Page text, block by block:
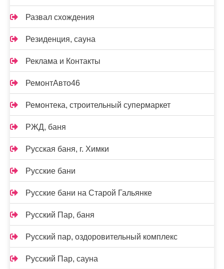
Развал схождения
Резиденция, сауна
Реклама и Контакты
РемонтАвто46
Ремонтека, строительный супермаркет
РЖД, баня
Русская баня, г. Химки
Русские бани
Русские бани на Старой Гальянке
Русский Пар, баня
Русский пар, оздоровительный комплекс
Русский Пар, сауна